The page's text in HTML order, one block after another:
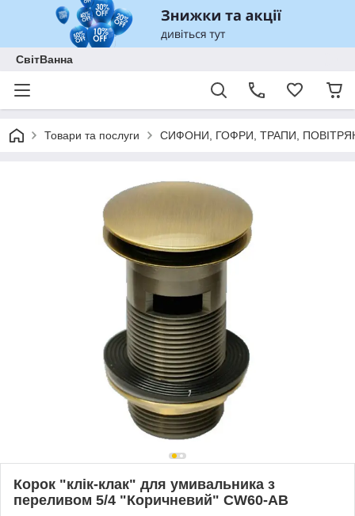
СвітВанна
Товари та послуги СИФОНИ, ГОФРИ, ТРАПИ,
Корок "клік-клак" для умивальника з
переливом 5/4 "Коричневий" CW60-АВ